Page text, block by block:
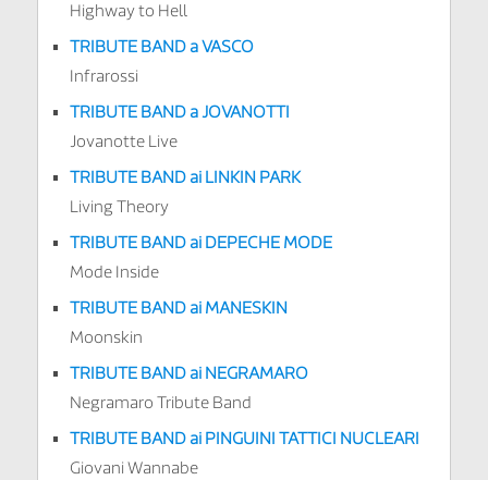
Highway to Hell
TRIBUTE BAND a VASCO
Infrarossi
TRIBUTE BAND a JOVANOTTI
Jovanotte Live
TRIBUTE BAND ai LINKIN PARK
Living Theory
TRIBUTE BAND ai DEPECHE MODE
Mode Inside
TRIBUTE BAND ai MANESKIN
Moonskin
TRIBUTE BAND ai NEGRAMARO
Negramaro Tribute Band
TRIBUTE BAND ai PINGUINI TATTICI NUCLEARI
Giovani Wannabe